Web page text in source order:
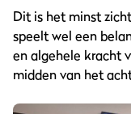
Dit is het minst
speelt wel een
en algehele kracht
midden van het